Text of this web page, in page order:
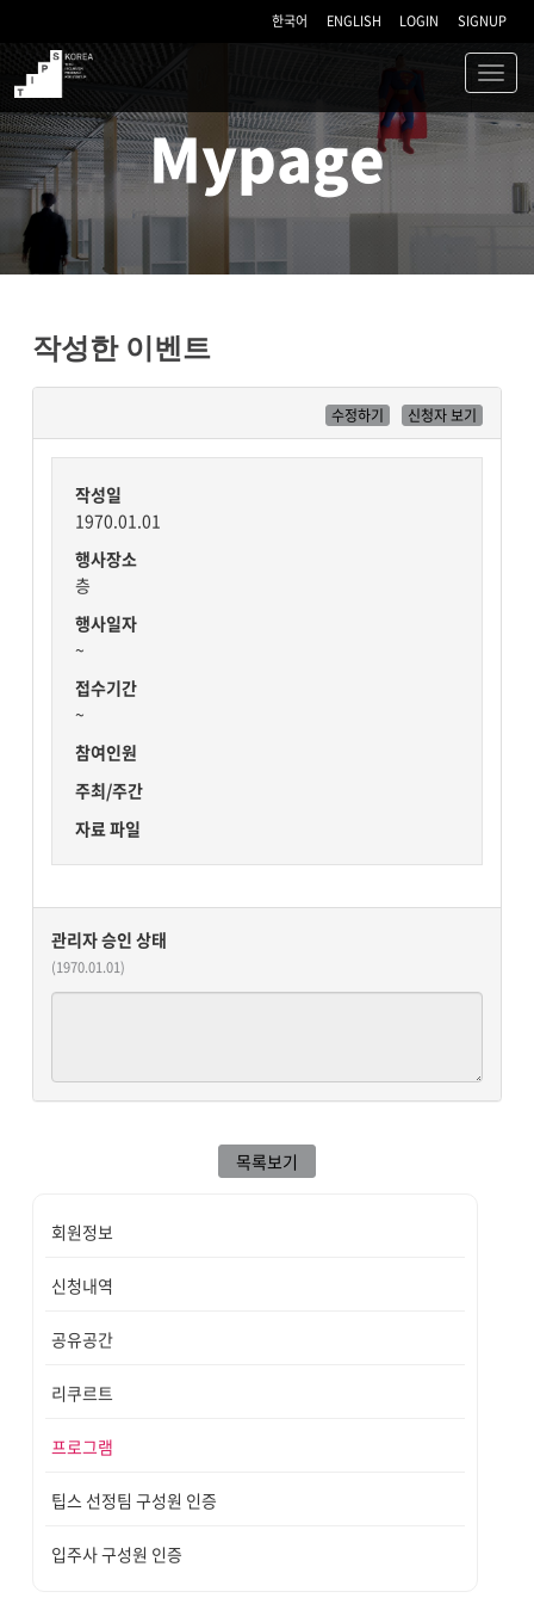
한국어 ENGLISH LOGIN SIGNUP
TIPS
Mypage
작성한 이벤트
수정하기 신청자 보기
작성일
1970.01.01
행사장소
층
행사일자
~
접수기간
~
참여인원
주최/주간
자료 파일
관리자 승인 상태
(1970.01.01)
목록보기
회원정보
신청내역
공유공간
리쿠르트
프로그램
팁스 선정팀 구성원 인증
입주사 구성원 인증